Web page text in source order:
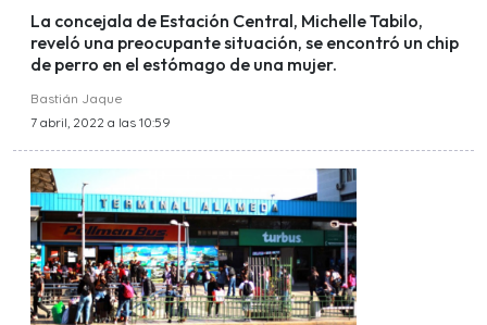
La concejala de Estación Central, Michelle Tabilo,
reveló una preocupante situación, se encontró un chip
de perro en el estómago de una mujer.
Bastián Jaque
7 abril, 2022 a las 10:59